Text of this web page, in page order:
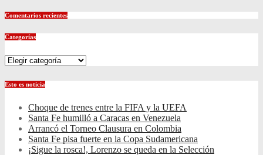
Comentarios recientes
Categorías
Categorías
Esto es noticia
Choque de trenes entre la FIFA y la UEFA
Santa Fe humilló a Caracas en Venezuela
Arrancó el Torneo Clausura en Colombia
Santa Fe pisa fuerte en la Copa Sudamericana
¡Sigue la rosca!, Lorenzo se queda en la Selección